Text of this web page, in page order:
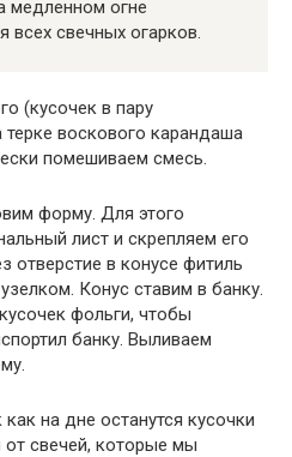
медленном огне
всех свечных огарков.
(кусочек в пару
терке воскового карандаша
помешиваем смесь.
форму. Для этого
лист и скрепляем его
отверстие в конусе фитиль
Конус ставим в банку.
фольги, чтобы
банку. Выливаем
на дне останутся кусочки
от свечей, которые мы